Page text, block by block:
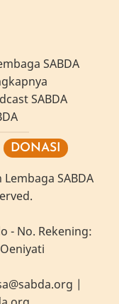
SABDA
SABDA
DONASI
Lembaga SABDA
- No. Rekening:
|